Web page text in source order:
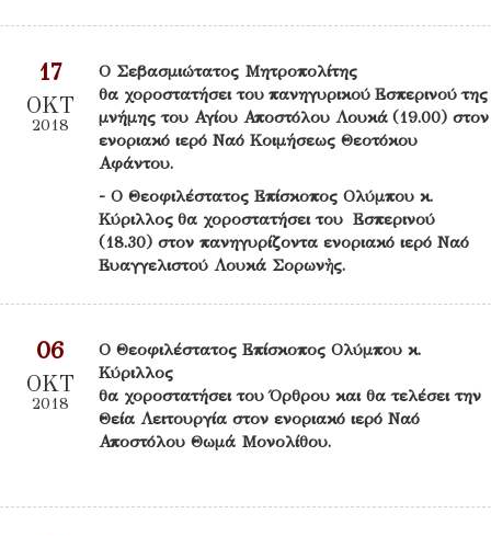
17
ΟΚΤ
2018
Ο Σεβασμιώτατος Μητροπολίτης
θα χοροστατήσει του πανηγυρικού Εσπερινού της
μνήμης του Αγίου Αποστόλου Λουκά (19.00) στον
ενοριακό ιερό Ναό Κοιμήσεως Θεοτόκου
Αφάντου.
- O Θεοφιλέστατος Επίσκοπος Ολύμπου κ.
Κύριλλος θα χοροστατήσει του Εσπερινού
(18.30) στον πανηγυρίζοντα ενοριακό ιερό Ναό
Ευαγγελιστού Λουκά Σορωνἠς.
06
ΟΚΤ
2018
Ο Θεοφιλέστατος Επίσκοπος Ολύμπου κ.
Κύριλλος
θα χοροστατήσει του Όρθρου και θα τελέσει την
Θεία Λειτουργία στον ενοριακό ιερό Ναό
Αποστόλου Θωμά Μονολίθου.